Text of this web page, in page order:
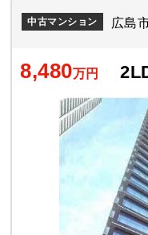
中古マンション 広島
8,480万円